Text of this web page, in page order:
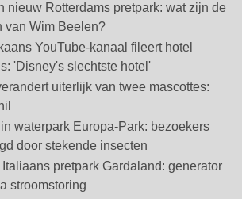
nieuw Rotterdams pretpark: wat zijn de
van Wim Beelen?
YouTube-kanaal fileert hotel
'Disney's slechtste hotel'
uiterlijk van twee mascottes:
waterpark Europa-Park: bezoekers
door stekende insecten
pretpark Gardaland: generator
stroomstoring